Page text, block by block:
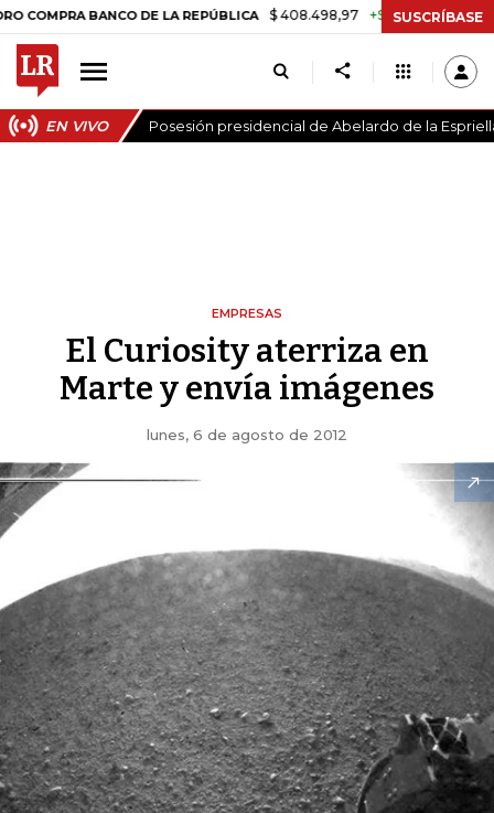
BANCO DE LA REPÚBLICA $ 408.498,97 +$ 8.753,81 +2,19%
SUSCRÍBASE
EN VIVO Posesión presidencial de Abelardo de la
EMPRESAS
El Curiosity aterriza en
Marte y envía imágenes
lunes, 6 de agosto de 2012